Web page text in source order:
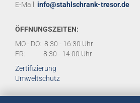
E-Mail: info@stahlschrank-tresor.de
ÖFFNUNGSZEITEN:
MO - DO: 8:30 - 16:30 Uhr
FR: 8:30 - 14:00 Uhr
Zertifizierung
Umweltschutz